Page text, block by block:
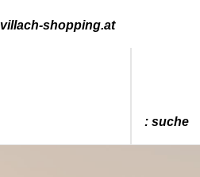
villach-shopping.at
suche